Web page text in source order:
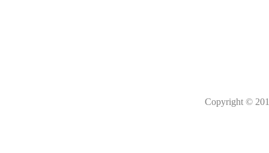
Copyright ©